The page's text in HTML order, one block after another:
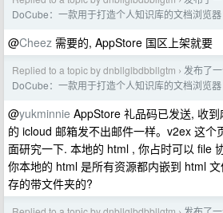
DoCube：一款用于打造个人知识库的文档浏览器
@Cheez 需要的, AppStore 国区上架就要
Replied to a topic by dnbllglbdbbllgtm › 发布了
DoCube：一款用于打造个人知识库的文档浏览器
@yukminnie AppStore 礼品码已发送, 收
的 icloud 邮箱发不出邮件一样。v2ex 这个
面研究一下. 本地的 html , 你占时可以 file
你本地的 html 是所有资源都内嵌到 html
存的带文件夹的?